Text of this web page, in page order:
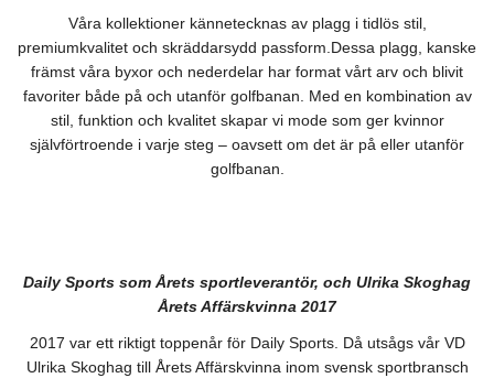
Våra kollektioner kännetecknas av plagg i tidlös stil,
premiumkvalitet och skräddarsydd passform.Dessa plagg, kanske
främst våra byxor och nederdelar har format vårt arv och blivit
favoriter både på och utanför golfbanan. Med en kombination av
stil, funktion och kvalitet skapar vi mode som ger kvinnor
självförtroende i varje steg – oavsett om det är på eller utanför
golfbanan.
Daily Sports som Årets sportleverantör, och Ulrika Skoghag
Årets Affärskvinna 2017
2017 var ett riktigt toppenår för Daily Sports. Då utsågs vår VD
Ulrika Skoghag till Årets Affärskvinna inom svensk sportbransch